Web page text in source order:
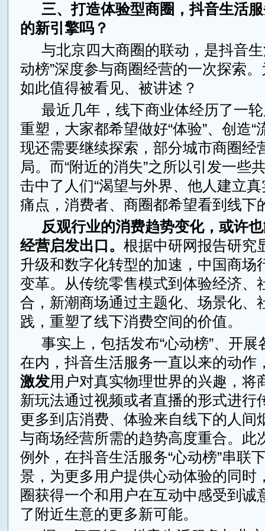
三、打造体验型商圈，抖音生活
的新引擎吗？
与北京四大商圈的联动，是抖音
动榜”深度参与商圈经营的一次探索
如此值得被看见、被讲述？
最近几年，线下商业体经历了一
重塑，大家都希望做好“体验”、创造“
现还需要继续探索，部分城市商圈经
局。而“附近的消失”之所以引发一些
击中了人们“渴望与外界、他人建立真
痛点，消费者、商圈都希望看到线下
反观行业的消费趋势变化，或许
经营启发出口。 根据中研网报告研究
升级和数字化转型的加速，中国商场
变革。从传统零售模式到体验经济、
合，新潮商场通过主题化、场景化、
践，重塑了线下消费空间的价值。
事实上，包括发布“心动榜”、开
在内，抖音生活服务一直以来的动作
激发用户对真实物理世界的兴趣，将
新玩法通过视频或者直播的形式进行
更多到店消费、体验来自线下的人间
与商场经营所需的趋势高度重合。此
例外，在抖音生活服务“心动榜”串联
景，为更多用户提供心动体验的同时
圈获得一个和用户在互动中感受到诚
了附近生意的更多新可能。